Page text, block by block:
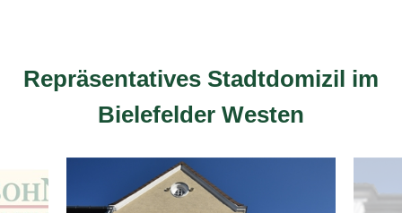
Repräsentatives Stadtdomizil im
Bielefelder Westen